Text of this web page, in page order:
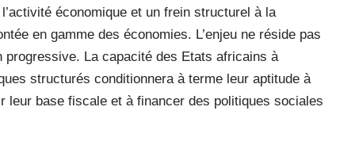
économique et un frein structurel à la
en gamme des économies. L’enjeu ne réside pas
La capacité des Etats africains à
structurés conditionnera à terme leur aptitude à
leur base fiscale et à financer des politiques sociales